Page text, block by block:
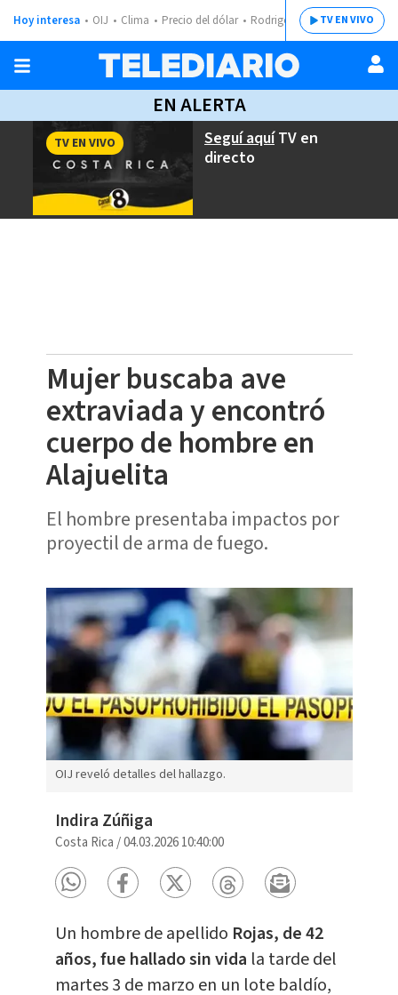
Hoy interesa OIJ Clima Precio del dólar Rodrigo ChavesTV EN VIVO
EN ALERTA
Seguí aquíTV en
directo
TV EN VIVO
Mujer buscaba ave
extraviada y encontró
cuerpo de hombre en
Alajuelita
El hombre presentaba impactos por
proyectil de arma de fuego.
OIJ reveló detalles del hallazgo.
Indira Zúñiga
Costa Rica /04.03.2026 10:40:00
Un hombre de apellido Rojas, de 42
años, fue hallado sin vida la tarde del
martes 3 de marzo en un lote baldío,